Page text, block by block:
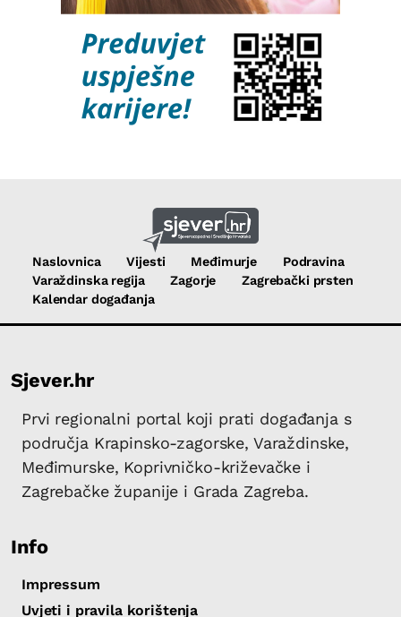
Naslovnica Vijesti Međimurje
Podravina
Varaždinska regija
Zagorje
Zagrebački prsten
Kalendar događanja
Sjever.hr
Prvi regionalni portal koji prati događanja s
područja Krapinsko-zagorske, Varaždinske,
Međimurske, Koprivničko-križevačke i
Zagrebačke županije i Grada Zagreba.
Info
Impressum
Uvjeti i pravila korištenja